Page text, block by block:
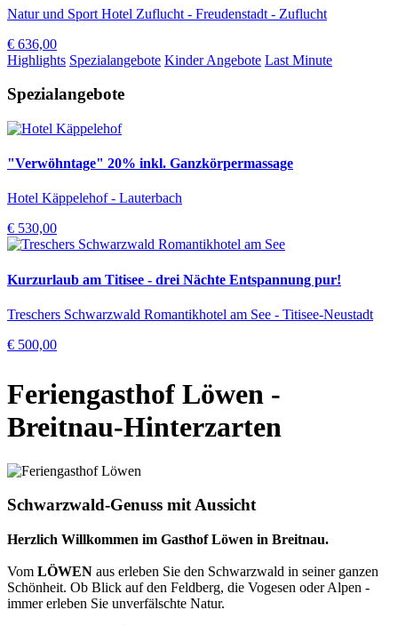
Natur und Sport Hotel Zuflucht - Freudenstadt - Zuflucht
€ 636,00
Highlights Spezialangebote Kinder Angebote Last Minute
Spezialangebote
"Verwöhntage" 20% inkl. Ganzkörpermassage
Hotel Käppelehof - Lauterbach
€ 530,00
Kurzurlaub am Titisee - drei Nächte Entspannung pur!
Treschers Schwarzwald Romantikhotel am See - Titisee-Neustadt
€ 500,00
Feriengasthof Löwen -
Breitnau-Hinterzarten
Schwarzwald-Genuss mit Aussicht
Herzlich Willkommen im Gasthof Löwen in Breitnau.
Vom LÖWEN aus erleben Sie den Schwarzwald in seiner ganzen
Schönheit. Ob Blick auf den Feldberg, die Vogesen oder Alpen -
immer erleben Sie unverfälschte Natur.